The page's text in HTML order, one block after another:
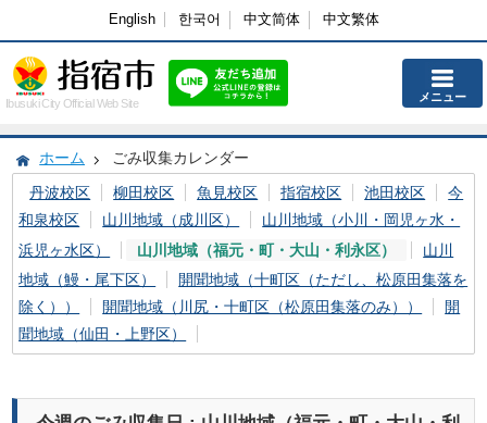
English 한국어 中文简体 中文繁体
Ibusuki City Official Web Site メニュー
ホーム
ごみ収集カレンダー
丹波校区
柳田校区 魚見校区 指宿校区 池田校区
今
和泉校区
山川地域（成川区）
山川地域（小川・岡児ヶ水・
浜児ヶ水区）
山川地域（福元・町・大山・利永区）
山川
地域（鰻・尾下区）
開聞地域（十町区（ただし、松原田集落を
除く））
開聞地域（川尻・十町区（松原田集落のみ））
開
聞地域（仙田・上野区）